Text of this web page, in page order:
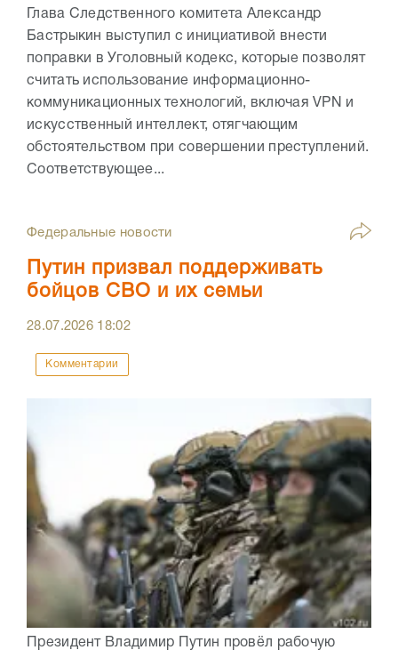
Глава Следственного комитета Александр
Бастрыкин выступил с инициативой внести
поправки в Уголовный кодекс, которые позволят
считать использование информационно-
коммуникационных технологий, включая VPN и
искусственный интеллект, отягчающим
обстоятельством при совершении преступлений.
Соответствующее...
Федеральные новости
Путин призвал поддерживать
бойцов СВО и их семьи
28.07.2026 18:02
Комментарии
Президент Владимир Путин провёл рабочую